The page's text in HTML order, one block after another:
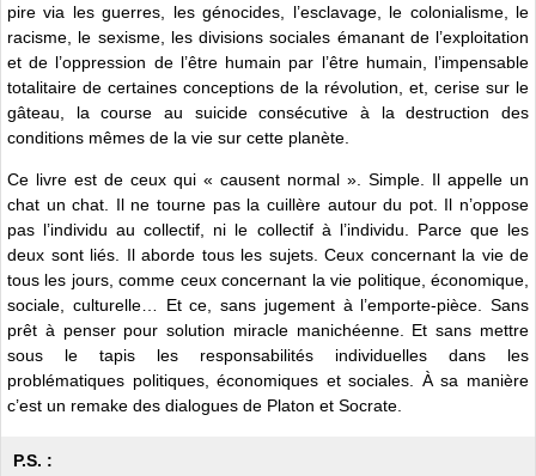
pire via les guerres, les génocides, l’esclavage, le colonialisme, le
racisme, le sexisme, les divisions sociales émanant de l’exploitation
et de l’oppression de l’être humain par l’être humain, l’impensable
totalitaire de certaines conceptions de la révolution, et, cerise sur le
gâteau, la course au suicide consécutive à la destruction des
conditions mêmes de la vie sur cette planète.
Ce livre est de ceux qui « causent normal ». Simple. Il appelle un
chat un chat. Il ne tourne pas la cuillère autour du pot. Il n’oppose
pas l’individu au collectif, ni le collectif à l’individu. Parce que les
deux sont liés. Il aborde tous les sujets. Ceux concernant la vie de
tous les jours, comme ceux concernant la vie politique, économique,
sociale, culturelle… Et ce, sans jugement à l’emporte-pièce. Sans
prêt à penser pour solution miracle manichéenne. Et sans mettre
sous le tapis les responsabilités individuelles dans les
problématiques politiques, économiques et sociales. À sa manière
c’est un remake des dialogues de Platon et Socrate.
P.S. :